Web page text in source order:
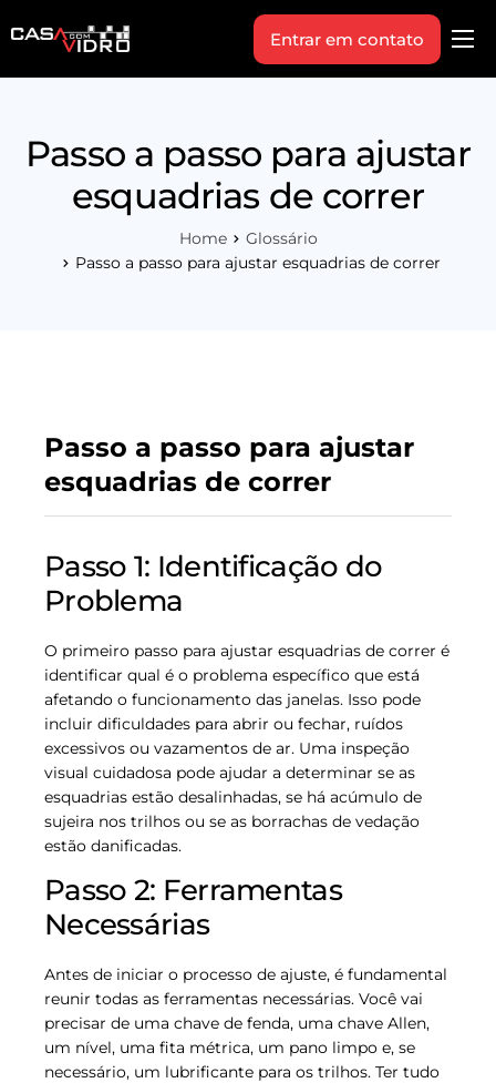
Produtos
Indique+
Workshop
Entrar em contato
Passo a passo para ajustar
esquadrias de correr
Home
Glossário
Passo a passo para ajustar esquadrias de correr
Passo a passo para ajustar
esquadrias de correr
Passo 1: Identificação do
Problema
O primeiro passo para ajustar esquadrias de correr é
identificar qual é o problema específico que está
afetando o funcionamento das janelas. Isso pode
incluir dificuldades para abrir ou fechar, ruídos
excessivos ou vazamentos de ar. Uma inspeção
visual cuidadosa pode ajudar a determinar se as
esquadrias estão desalinhadas, se há acúmulo de
sujeira nos trilhos ou se as borrachas de vedação
estão danificadas.
Passo 2: Ferramentas
Necessárias
Antes de iniciar o processo de ajuste, é fundamental
reunir todas as ferramentas necessárias. Você vai
precisar de uma chave de fenda, uma chave Allen,
um nível, uma fita métrica, um pano limpo e, se
necessário, um lubrificante para os trilhos. Ter tudo